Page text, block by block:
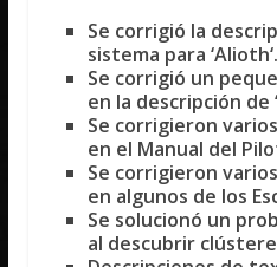
Se corrigió la
sistema para ‘Alioth‘.
Se corrigió un
en la descripción de ‘
Se corrigieron
en el Manual del
Se corrigieron
en algunos de los
Se solucionó un
al descubrir